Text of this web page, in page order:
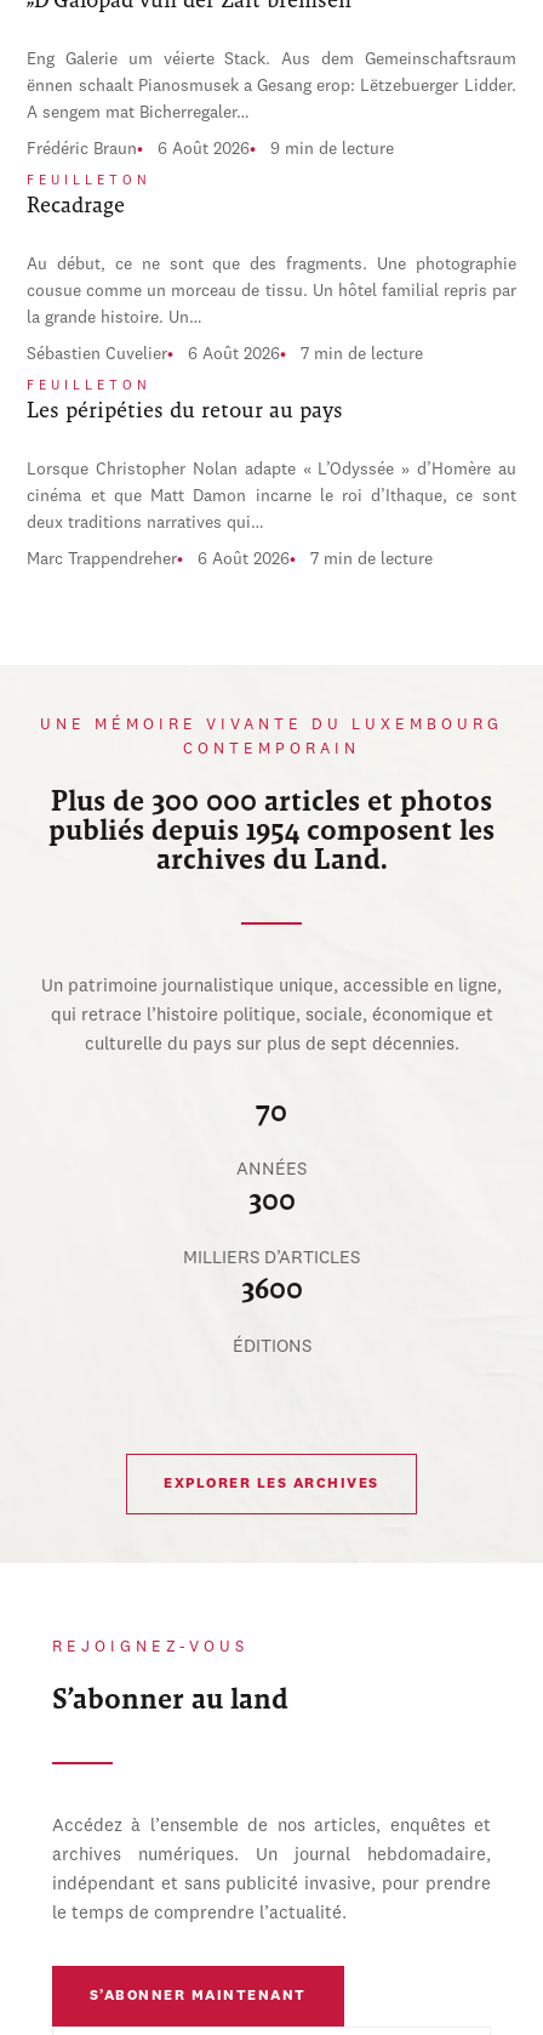
Eng Galerie um véierte Stack. Aus dem Gemeinschaftsraum
ënnen schaalt Pianosmusek a Gesang erop: Lëtzebuerger Lidder.
A sengem mat Bicherregaler…
Frédéric Braun 6 Août 2026 9 min de lecture
FEUILLETON
Recadrage
Au début, ce ne sont que des fragments. Une photographie
cousue comme un morceau de tissu. Un hôtel familial repris par
la grande histoire. Un…
Sébastien Cuvelier 6 Août 2026 7 min de lecture
FEUILLETON
Les péripéties du retour au pays
Lorsque Christopher Nolan adapte « L’Odyssée » d’Homère au
cinéma et que Matt Damon incarne le roi d’Ithaque, ce sont
deux traditions narratives qui…
Marc Trappendreher 6 Août 2026 7 min de lecture
UNE MÉMOIRE VIVANTE DU LUXEMBOURG
CONTEMPORAIN
Plus de 300 000 articles et photos
publiés depuis 1954 composent les
archives du Land.
Un patrimoine journalistique unique, accessible en ligne,
qui retrace l’histoire politique, sociale, économique et
culturelle du pays sur plus de sept décennies.
70
ANNÉES
300
MILLIERS D’ARTICLES
3600
ÉDITIONS
EXPLORER LES ARCHIVES
REJOIGNEZ-VOUS
S’abonner au land
Accédez à l’ensemble de nos articles, enquêtes et
archives numériques. Un journal hebdomadaire,
indépendant et sans publicité invasive, pour prendre
le temps de comprendre l’actualité.
S’ABONNER MAINTENANT